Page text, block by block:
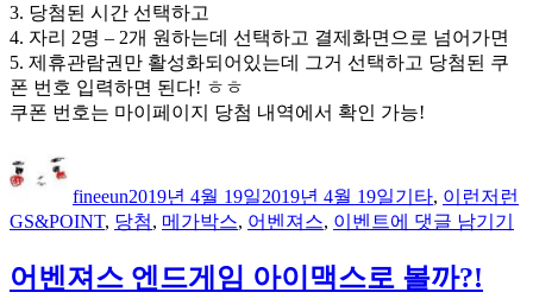
3. 당첨된 시간 선택하고
4. 자리 2명 – 2개 원하는데 선택하고 결제화면으로 넘어가면
5. 제휴관람권만 활성화되어있는데 그거 선택하고 당첨된 쿠
폰 번호 입력하면 된다! ㅎㅎ
쿠폰 번호는 마이페이지 당첨 내역에서 확인 가능!
이
fineeun일
자
2019년 4월 19일2019년 4월 19일고
리
기타, 이런저런
GS&POINT, 당첨, 메가박스, 어벤져스, 이벤트GS
텍
스
에 댓글 남기기
어벤져스 엔드게임 아이맥스로 볼까?!